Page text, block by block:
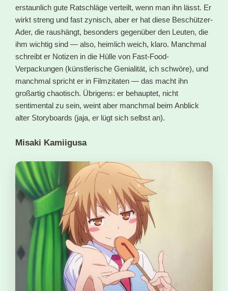
erstaunlich gute Ratschläge verteilt, wenn man ihn lässt. Er
wirkt streng und fast zynisch, aber er hat diese Beschützer-
Ader, die raushängt, besonders gegenüber den Leuten, die
ihm wichtig sind — also, heimlich weich, klaro. Manchmal
schreibt er Notizen in die Hülle von Fast-Food-
Verpackungen (künstlerische Genialität, ich schwöre), und
manchmal spricht er in Filmzitaten — das macht ihn
großartig chaotisch. Übrigens: er behauptet, nicht
sentimental zu sein, weint aber manchmal beim Anblick
alter Storyboards (jaja, er lügt sich selbst an).
Misaki Kamiigusa